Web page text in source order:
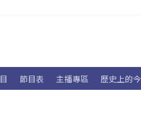
節目表 主播專區 歷史上的